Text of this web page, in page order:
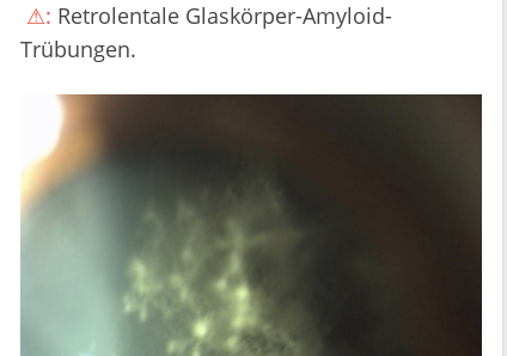
⚠: Retrolentale Glaskörper-Amyloid-
Trübungen.